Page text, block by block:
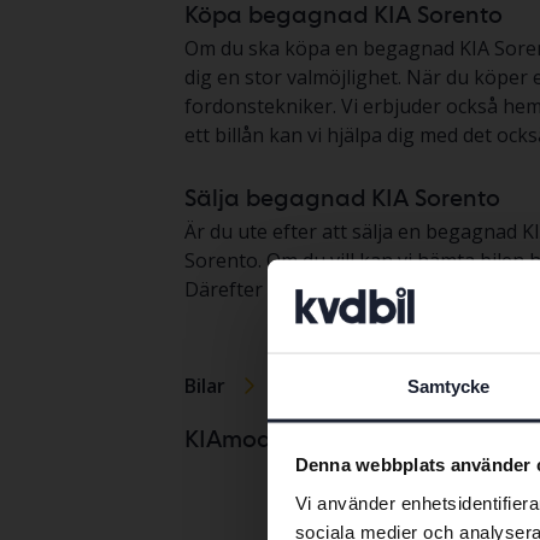
Samtycke
Denna webbplats använder
Vi använder
sociala medier och
Köpa begagnad KIA Sorento
Om du ska köpa en begagnad KIA
dig en stor valmöjlighet. När du köper
fordonstekniker. Vi erbjuder också
ett billån kan vi hjälpa dig med det
Sälja begagnad KIA Sorento
Är du ute efter att sälja en begagnad
Sorento. Om du vill kan vi hämta
Därefter säljer vi din bil genom vår
Bilar Sorento
KIAmodeller
KIA Niro